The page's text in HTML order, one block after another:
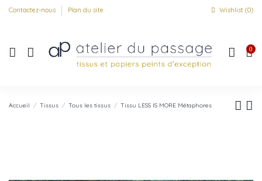
Contactez-nous Plan du site Wishlist (0)
0
Accueil Tissus Tous les tissus Tissu LESS IS MORE Métaphores